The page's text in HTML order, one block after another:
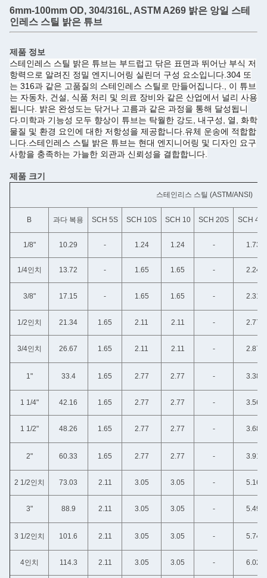
6mm-100mm OD, 304/316L, ASTM A269 밝은 앙일 스테
인레스 스틸 밝은 튜브
제품 정보
스테인레스 스틸 밝은 튜브는 부드럽고 닦은 표면과 뛰어난 부식 저
항력으로 알려진 정밀 엔지니어링 실린더 구성 요소입니다.304 또
는 316과 같은 고품질의 스테인레스 스틸로 만들어집니다., 이 튜브
는 자동차, 건설, 식품 처리 및 의료 장비와 같은 산업에서 널리 사용
됩니다. 밝은 완성도는 닦거나 고름과 같은 과정을 통해 달성됩니
다.미학과 기능성 모두 향상이 튜브는 탁월한 강도, 내구성, 열, 화학
물질 및 환경 요인에 대한 저항성을 제공합니다.유체 운송에 적합합
니다.스테인레스 스틸 밝은 튜브는 현대 엔지니어링 및 디자인 요구
사항을 충족하는 가늘한 외관과 신뢰성을 결합합니다.
제품 크기
스테인리스 스틸 (ASTM/ANSI)
B 과다 복용 SCH 5S SCH 10S SCH 10 SCH 20S SCH
1/8" 10.29 - 1.24 1.24 - 1.73
1/4인치 13.72 - 1.65 1.65 - 2.24
3/8" 17.15 - 1.65 1.65 - 2.31
1/2인치 21.34 1.65 2.11 2.11 - 2.77
3/4인치 26.67 1.65 2.11 2.11 - 2.87
1" 33.4 1.65 2.77 2.77 - 3.38
1 1/4" 42.16 1.65 2.77 2.77 - 3.56
1 1/2" 48.26 1.65 2.77 2.77 - 3.68
2" 60.33 1.65 2.77 2.77 - 3.91
2 1/2인치 73.03 2.11 3.05 3.05 - 5.16
3" 88.9 2.11 3.05 3.05 - 5.49
3 1/2인치 101.6 2.11 3.05 3.05 - 5.74
4인치 114.3 2.11 3.05 3.05 - 6.02